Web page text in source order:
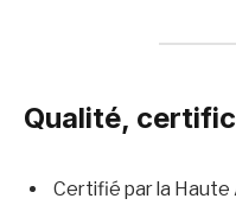
Qualité,
Certifié par la